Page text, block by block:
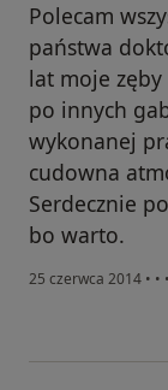
Polecam
państwa
lat moje zęby
po innych
wykonanej
cudowna
Serdecznie
bo warto.
25 czerwca 2014 • • •